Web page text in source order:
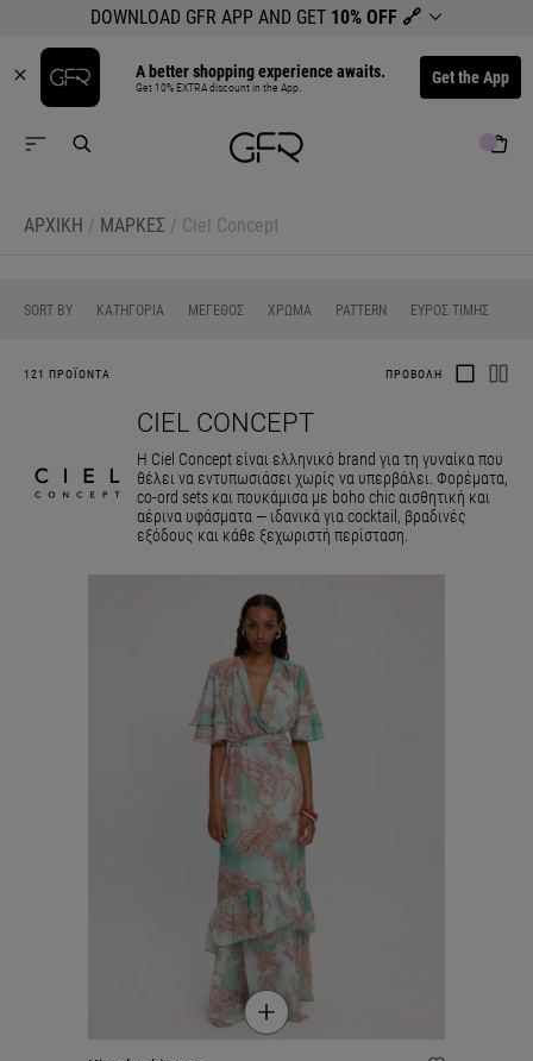
DOWNLOAD GFR APP AND GET 10% OFF 🔗
A better shopping experience awaits.
Get 10% EXTRA discount in the App. Get the App
ΑΡΧΙΚΉ / ΜΆΡΚΕΣ / Ciel Concept
SORT BY ΚΑΤΗΓΟΡΙΑ ΜΕΓΕΘΟΣ ΧΡΩΜΑ PATTERN ΕΥΡΟΣ ΤΙΜΗΣ
121 ΠΡΟΪΟΝΤΑ ΠΡΟΒΟΛΗ
CIEL CONCEPT
Η Ciel Concept είναι ελληνικό brand για τη γυναίκα που
θέλει να εντυπωσιάσει χωρίς να υπερβάλει. Φορέματα,
co-ord sets και πουκάμισα με boho chic αισθητική και
αέρινα υφάσματα — ιδανικά για cocktail, βραδινές
εξόδους και κάθε ξεχωριστή περίσταση.